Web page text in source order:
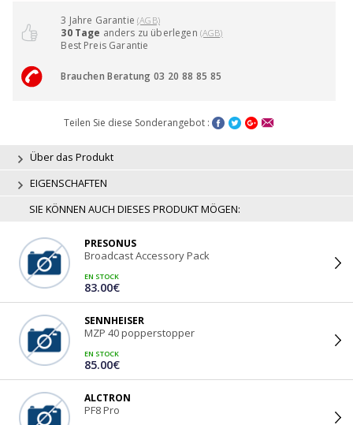
3 Jahre Garantie(AGB)
30 Tage anders zu überlegen (AGB)
Best Preis Garantie
Brauchen Beratung 03 20 88 85 85
Teilen Sie diese Sonderangebot :
Über das Produkt
EIGENSCHAFTEN
SIE KÖNNEN AUCH DIESES PRODUKT MÖGEN:
PRESONUS
Broadcast Accessory Pack
EN STOCK
83.00€
SENNHEISER
MZP 40 popperstopper
EN STOCK
85.00€
ALCTRON
PF8 Pro